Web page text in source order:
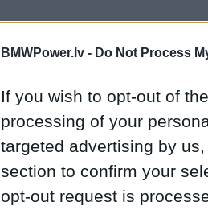
BMWPower.lv - Do Not Process
If you wish to opt-out of
processing of your
targeted advertising by
section to confirm your
opt-out request is